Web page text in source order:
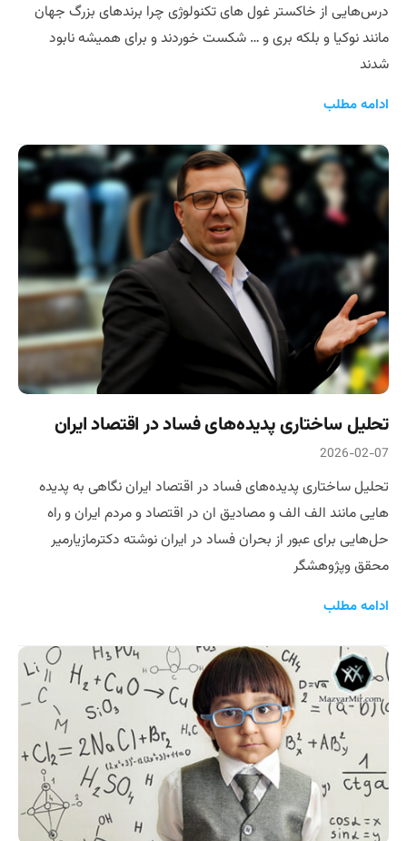
درس‌هایی از خاکستر غول های تکنولوژی چرا برندهای بزرگ جهان
مانند نوکیا و بلکه بری و … شکست‌ خوردند و برای همیشه نابود
شدند
ادامه مطلب
تحلیل ساختاری پدیده‌های فساد در اقتصاد ایران
2026-02-07
تحلیل ساختاری پدیده‌های فساد در اقتصاد ایران نگاهی به پدیده
هایی مانند الف الف و مصادیق ان در اقتصاد و مردم ایران و راه
حل‌هایی برای عبور از بحران فساد در ایران نوشته دکترمازیارمیر
محقق و‌پژوهشگر
ادامه مطلب